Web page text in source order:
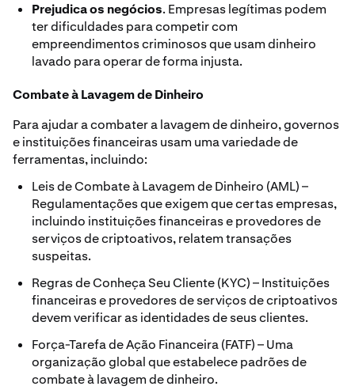
Prejudica os negócios. Empresas legítimas podem
ter dificuldades para competir com
empreendimentos criminosos que usam dinheiro
lavado para operar de forma injusta.
Combate à Lavagem de Dinheiro
Para ajudar a combater a lavagem de dinheiro, governos
e instituições financeiras usam uma variedade de
ferramentas, incluindo:
Leis de Combate à Lavagem de Dinheiro (AML) –
Regulamentações que exigem que certas empresas,
incluindo instituições financeiras e provedores de
serviços de criptoativos, relatem transações
suspeitas.
Regras de Conheça Seu Cliente (KYC) – Instituições
financeiras e provedores de serviços de criptoativos
devem verificar as identidades de seus clientes.
Força-Tarefa de Ação Financeira (FATF) – Uma
organização global que estabelece padrões de
combate à lavagem de dinheiro.